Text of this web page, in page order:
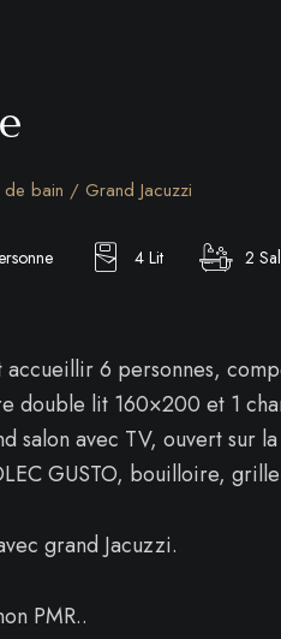
bain / Grand Jacuzzi
4 Lit 2
accueillir 6 personnes,
double lit 160×200 et 1
salon avec TV, ouvert sur
GUSTO, bouilloire,
grand Jacuzzi.
PMR..